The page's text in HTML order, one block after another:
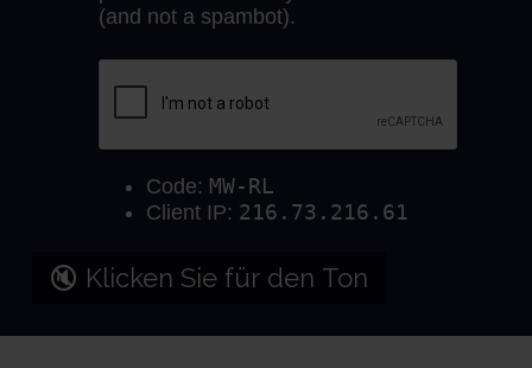
🔇 Klicken Sie für den Ton